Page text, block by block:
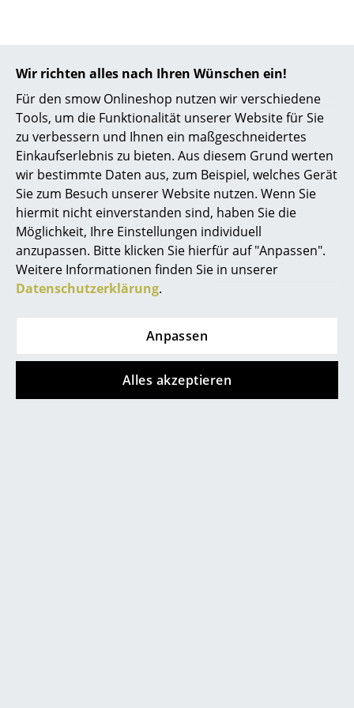
Wir richten alles nach Ihren Wünschen ein!
Für den smow Onlineshop nutzen wir verschiedene
Tools, um die Funktionalität unserer Website für Sie
zu verbessern und Ihnen ein maßgeschneidertes
Einkaufserlebnis zu bieten. Aus diesem Grund werten
wir bestimmte Daten aus, zum Beispiel, welches Gerät
Sie zum Besuch unserer Website nutzen. Wenn Sie
hiermit nicht einverstanden sind, haben Sie die
Möglichkeit, Ihre Einstellungen individuell
anzupassen. Bitte klicken Sie hierfür auf "Anpassen".
Weitere Informationen finden Sie in unserer
Datenschutzerklärung.
Anpassen
Alles akzeptieren
Doppelbetten
Einzelbetten
Stapelbetten
Kinderbetten
Nachttische & Bettzubehör
... alle Betten
0341 2222 88 10
Mo-Fr: 9-17 Uhr
service@smow.de